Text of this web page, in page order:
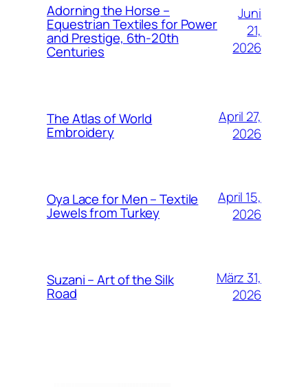
Adorning the Horse –
Equestrian Textiles for Power
and Prestige, 6th-20th
Centuries
Juni
21,
2026
The Atlas of World
Embroidery
April 27,
2026
Oya Lace for Men – Textile
Jewels from Turkey
April 15,
2026
Suzani – Art of the Silk
Road
März 31,
2026